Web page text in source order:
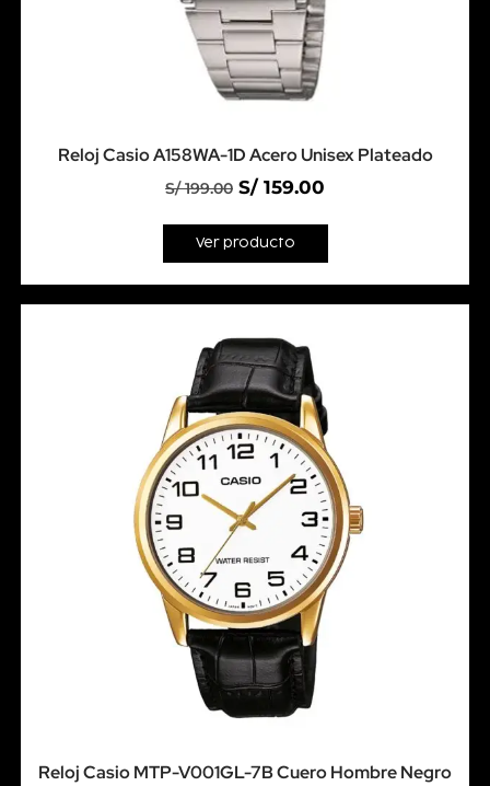
Reloj Casio A158WA-1D Acero Unisex Plateado
S/199.00 S/ 159.00
Ver producto
Reloj Casio MTP-V001GL-7B Cuero Hombre Negro